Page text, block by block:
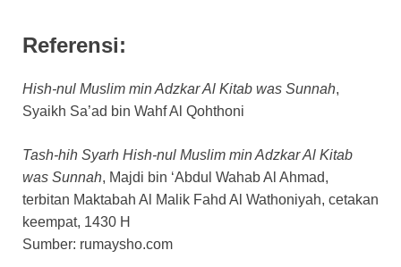
Referensi:
Hish-nul Muslim min Adzkar Al Kitab was Sunnah,
Syaikh Sa’ad bin Wahf Al Qohthoni
Tash-hih Syarh Hish-nul Muslim min Adzkar Al Kitab
was Sunnah, Majdi bin ‘Abdul Wahab Al Ahmad,
terbitan Maktabah Al Malik Fahd Al Wathoniyah, cetakan
keempat, 1430 H
Sumber: rumaysho.com